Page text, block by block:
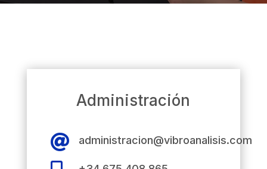
Administración
 administracion@vibroanalisis.com